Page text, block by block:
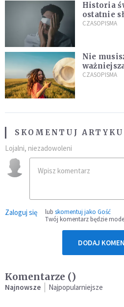
Historia
ostatnie
światła, a
CZASOPISMA
Nie
kierunku
CZASOPISMA
SKOMENTUJ
Lojalni, niezadowoleni
Zaloguj się lub skomentuj jako Gość
Twój komentarz będzie
DODAJ
Komentarze ()
Najnowsze Najpopularniejsze